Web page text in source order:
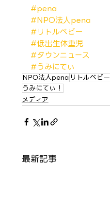
#pena
#NPO法人pena
#リトルベビー
#低出生体重児
#タウンニュース
#うみにてぃ
NPO法人pena リトルベビー
うみにてぃ！
メディア
最新記事